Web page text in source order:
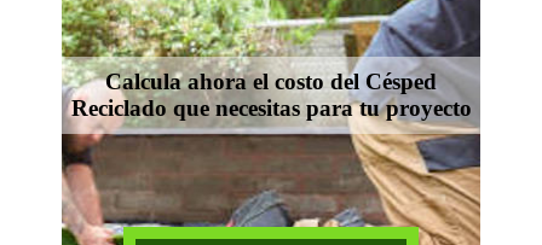
Calcula ahora el costo del Césped
Reciclado que necesitas para tu proyecto